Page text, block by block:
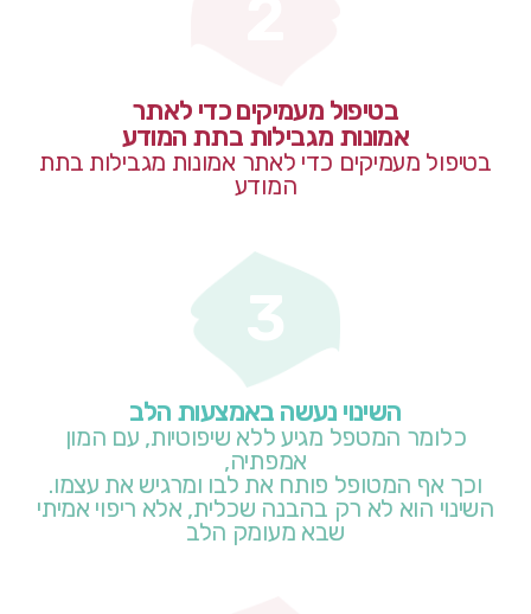
בטיפול מעמיקים כדי לאתר
אמונות מגבילות בתת המודע
בטיפול מעמיקים כדי לאתר אמונות מגבילות בתת
המודע
3
השינוי נעשה באמצעות הלב
כלומר המטפל מגיע ללא שיפוטיות, עם המון
אמפתיה,
וכך אף המטופל פותח את לבו ומרגיש את עצמו.
השינוי הוא לא רק בהבנה שכלית, אלא ריפוי אמיתי
שבא מעומק הלב